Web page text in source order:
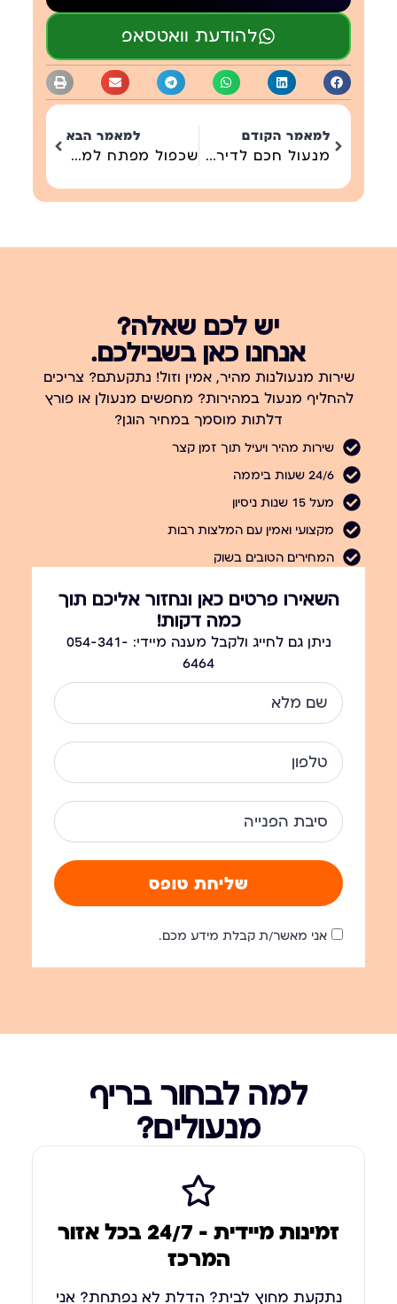
להודעת וואטסאפ
למאמר הקודם
מנעול חכם לדירת Airbnb בגוש דן — קוד כניסה זמני לאורחים
למאמר הבא
שכפול מפתח למנעול חכם — קוד, תג או טביעת אצבע במקום מפתח נוסף
יש לכם שאלה?
אנחנו כאן בשבילכם.
שירות מנעולנות מהיר, אמין וזול! נתקעתם? צריכים
להחליף מנעול במהירות? מחפשים מנעולן או פורץ
דלתות מוסמך במחיר הוגן?
שירות מהיר ויעיל תוך זמן קצר
24/6 שעות ביממה
מעל 15 שנות ניסיון
מקצועי ואמין עם המלצות רבות
המחירים הטובים בשוק
השאירו פרטים כאן ונחזור אליכם תוך
כמה דקות!
ניתן גם לחייג ולקבל מענה מיידי: 054-341-
6464
אני מאשר/ת קבלת מידע מכם.
שליחת טופס
למה לבחור בריף
מנעולים?
זמינות מיידית – 24/7 בכל אזור
המרכז
נתקעת מחוץ לבית? הדלת לא נפתחת? אני